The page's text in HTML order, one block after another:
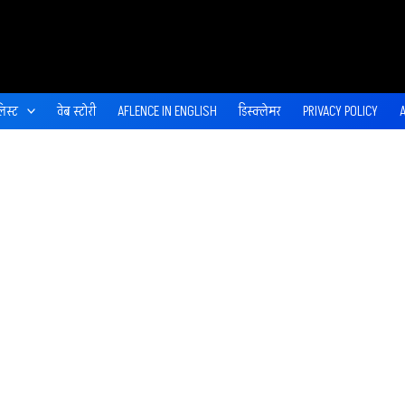
वेब स्‍टोरी AFLENCE IN ENGLISH डिस्‍क्‍लेमर PRIVACY POLICY